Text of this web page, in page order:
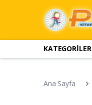
KATEGORİLER
Ana Sayfa